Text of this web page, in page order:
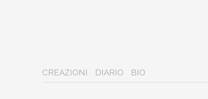
CREAZIONI DIARIO BIO